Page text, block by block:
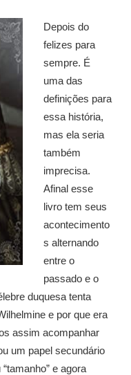
Depois do
felizes para
sempre. É
uma das
definições para
essa história,
mas ela seria
também
imprecisa.
Afinal esse
livro tem seus
acontecimento
s alternando
entre o
passado e o
duquesa tenta
e por que era
assim acompanhar
um papel secundário
e agora